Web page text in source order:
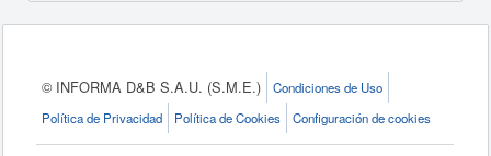
© INFORMA D&B S.A.U. (S.M.E.)
Condiciones de Uso
Política de Privacidad
Política de Cookies Configuración de cookies